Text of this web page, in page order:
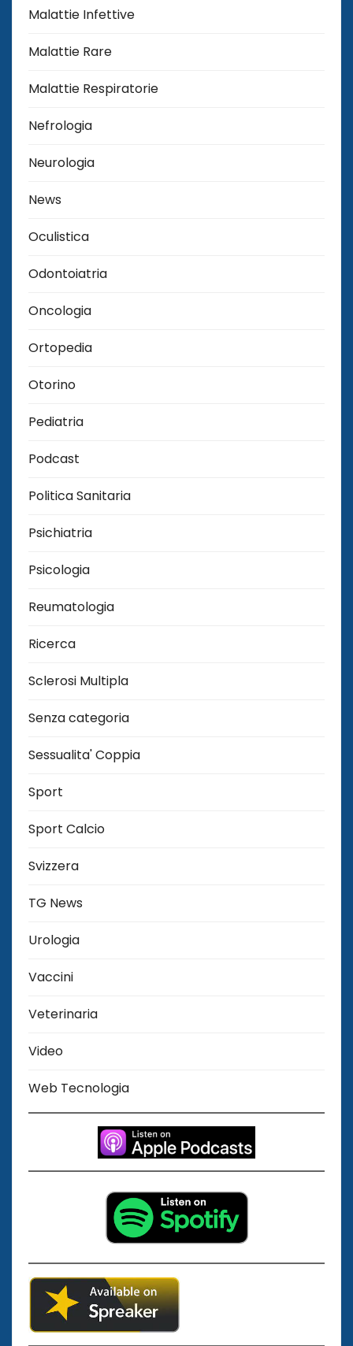
Malattie Infettive
Malattie Rare
Malattie Respiratorie
Nefrologia
Neurologia
News
Oculistica
Odontoiatria
Oncologia
Ortopedia
Otorino
Pediatria
Podcast
Politica Sanitaria
Psichiatria
Psicologia
Reumatologia
Ricerca
Sclerosi Multipla
Senza categoria
Sessualita' Coppia
Sport
Sport Calcio
Svizzera
TG News
Urologia
Vaccini
Veterinaria
Video
Web Tecnologia